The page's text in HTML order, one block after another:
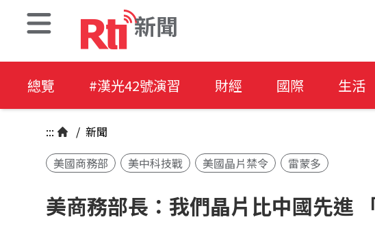
新聞
總覽 #漢光42號演習 財經 國際 生活
::: / 新聞
美國商務部
美中科技戰 美國晶片禁令 雷蒙多
美商務部長：我們晶片比中國先進